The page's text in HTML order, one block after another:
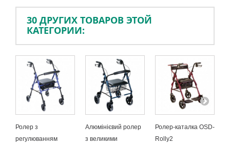
30 ДРУГИХ ТОВАРОВ ЭТОЙ
КАТЕГОРИИ:
Ролер з
регулюванням
Алюмінієвий ролер
з великими
Ролер-каталка OSD-
Rolly2